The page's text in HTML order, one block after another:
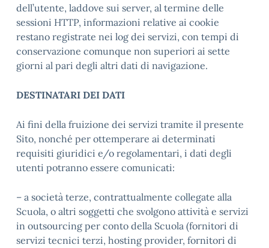
dell’utente, laddove sui server, al termine delle
sessioni HTTP, informazioni relative ai cookie
restano registrate nei log dei servizi, con tempi di
conservazione comunque non superiori ai sette
giorni al pari degli altri dati di navigazione.
DESTINATARI DEI DATI
Ai fini della fruizione dei servizi tramite il presente
Sito, nonché per ottemperare ai determinati
requisiti giuridici e/o regolamentari, i dati degli
utenti potranno essere comunicati:
– a società terze, contrattualmente collegate alla
Scuola, o altri soggetti che svolgono attività e servizi
in outsourcing per conto della Scuola (fornitori di
servizi tecnici terzi, hosting provider, fornitori di